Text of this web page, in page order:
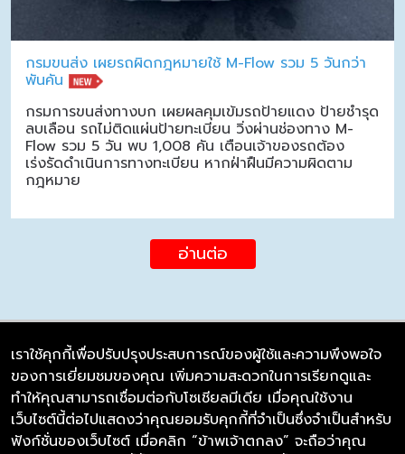
กรมขนส่ง เผยรถผิดกฎหมายใช้ M-Flow รวม 5 วันกว่า
พันคัน
กรมการขนส่งทางบก เผยผลคุมเข้มรถป้ายแดง ป้ายชำรุด
ลบเลือน รถไม่ติดแผ่นป้ายทะเบียน วิ่งผ่านช่องทาง M-
Flow รวม 5 วัน พบ 1,008 คัน เตือนเจ้าของรถต้อง
เร่งรัดดำเนินการทางทะเบียน หากฝ่าฝืนมีความผิดตาม
กฎหมาย
อ่านต่อ
บริษัท ซิมลิงค์ จำกัด
98/226 Bangrakyai-Baanmai Road,
Bangyai, Nonthaburi 11140
เราใช้คุกกี้เพื่อปรับปรุงประสบการณ์ของผู้ใช้และความพึงพอใจ
ของการเยี่ยมชมของคุณ เพิ่มความสะดวกในการเรียกดูและ
ทำให้คุณสามารถเชื่อมต่อกับโซเชียลมีเดีย เมื่อคุณใช้งาน
เว็บไซต์นี้ต่อไปแสดงว่าคุณยอมรับคุกกี้ที่จำเป็นซึ่งจำเป็นสำหรับ
ฟังก์ชั่นของเว็บไซต์ เมื่อคลิก “ข้าพเจ้าตกลง” จะถือว่าคุณ